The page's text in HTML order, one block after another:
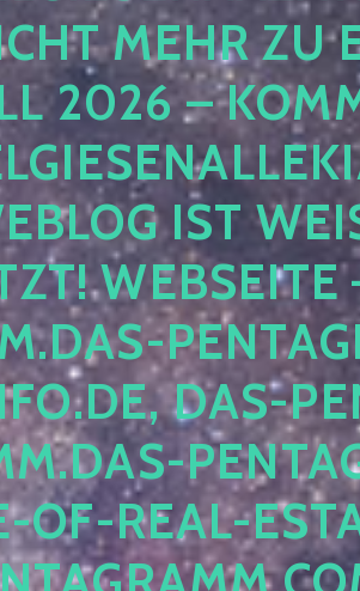
MEHR ZU
2026 –
IST
WEBSEITE
DAS-
REAL-